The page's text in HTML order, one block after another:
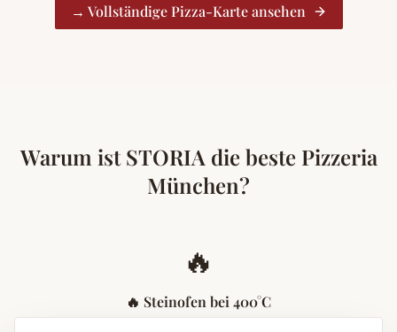
→ Vollständige Pizza-Karte ansehen
Warum ist STORIA die beste Pizzeria
München?
🔥
🔥 Steinofen bei 400°C